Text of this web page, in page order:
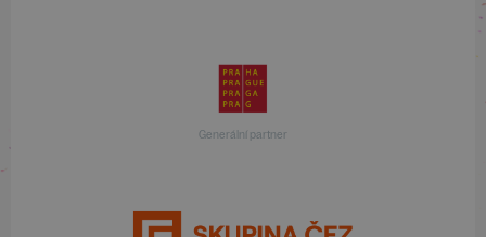
Generální partner